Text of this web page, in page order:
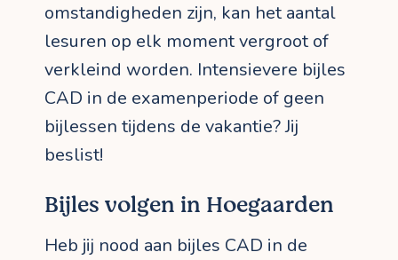
omstandigheden zijn, kan het aantal
lesuren op elk moment vergroot of
verkleind worden. Intensievere bijles
CAD in de examenperiode of geen
bijlessen tijdens de vakantie? Jij
beslist!
Bijles volgen in Hoegaarden
Heb jij nood aan bijles CAD in de